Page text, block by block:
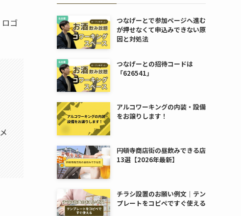
ゴ
つなげーとで参加ページへ進む
が押せなくて申込みできない原
因と対処法
つなげーとの招待コードは
「626541」
アルコワーキングの内装・設備
をお譲りします！
円頓寺商店街の昼飲みできる店
13選【2026年最新】
チラシ設置のお願い例文｜テン
プレートをコピペですぐ使える